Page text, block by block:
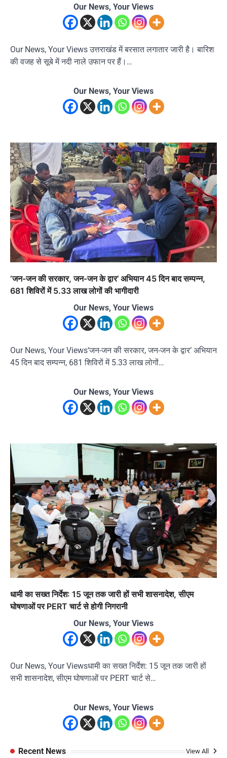
Our News, Your Views
Our News, Your Views उत्तराखंड में बरसात लगातार जारी है। बारिश
की वजह से सूबे में नदी नाले उफान पर हैं।…
Our News, Your Views
‘जन-जन की सरकार, जन-जन के द्वार’ अभियान 45 दिन बाद सम्पन्न,
681 शिविरों में 5.33 लाख लोगों की भागीदारी
Our News, Your Views
Our News, Your Views‘जन-जन की सरकार, जन-जन के द्वार’ अभियान
45 दिन बाद सम्पन्न, 681 शिविरों में 5.33 लाख लोगों…
Our News, Your Views
धामी का सख्त निर्देश: 15 जून तक जारी हों सभी शासनादेश, सीएम
घोषणाओं पर PERT चार्ट से होगी निगरानी
Our News, Your Views
Our News, Your Viewsधामी का सख्त निर्देश: 15 जून तक जारी हों
सभी शासनादेश, सीएम घोषणाओं पर PERT चार्ट से…
Our News, Your Views
Recent News View All